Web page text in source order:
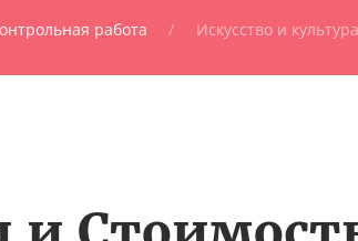
работа Искусство и культура